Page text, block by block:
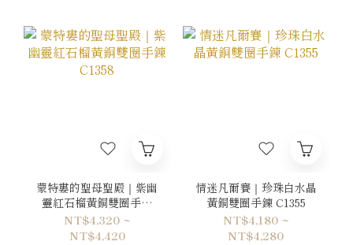
蒙特婁的聖母聖殿｜紫幽
靈紅石榴黃銅雙圈手鍊
C1358
NT$4,320 ~
NT$4,420
情迷凡爾賽｜珍珠白水晶
黃銅雙圈手鍊 C1355
NT$4,180 ~
NT$4,280